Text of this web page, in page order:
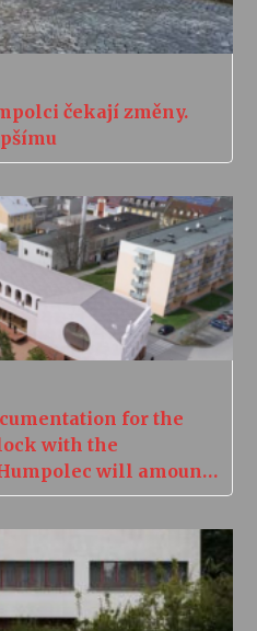
čekají změny.
for the
with the
will amount